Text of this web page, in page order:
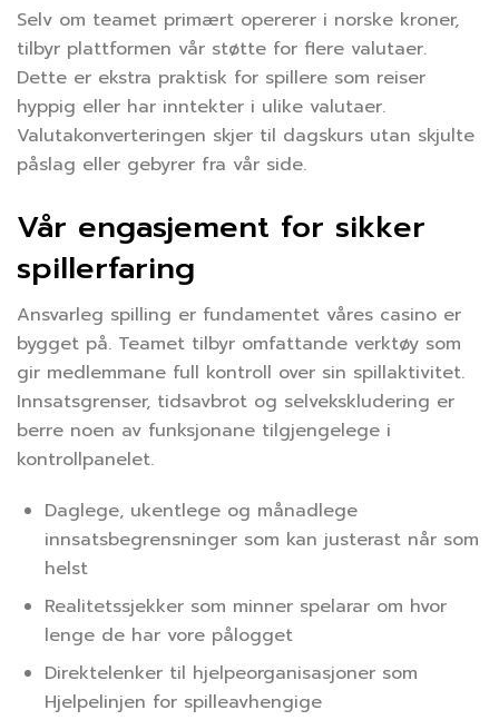
Selv om teamet primært opererer i norske kroner,
tilbyr plattformen vår støtte for flere valutaer.
Dette er ekstra praktisk for spillere som reiser
hyppig eller har inntekter i ulike valutaer.
Valutakonverteringen skjer til dagskurs utan skjulte
påslag eller gebyrer fra vår side.
Vår engasjement for sikker
spillerfaring
Ansvarleg spilling er fundamentet våres casino er
bygget på. Teamet tilbyr omfattande verktøy som
gir medlemmane full kontroll over sin spillaktivitet.
Innsatsgrenser, tidsavbrot og selvekskludering er
berre noen av funksjonane tilgjengelege i
kontrollpanelet.
Daglege, ukentlege og månadlege
innsatsbegrensninger som kan justerast når som
helst
Realitetssjekker som minner spelarar om hvor
lenge de har vore pålogget
Direktelenker til hjelpeorganisasjoner som
Hjelpelinjen for spilleavhengige